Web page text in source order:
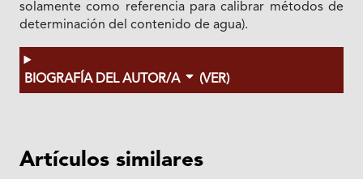
solamente como referencia para calibrar métodos de
determinación del contenido de agua).
BIOGRAFÍA DEL AUTOR/A (VER)
Artículos similares